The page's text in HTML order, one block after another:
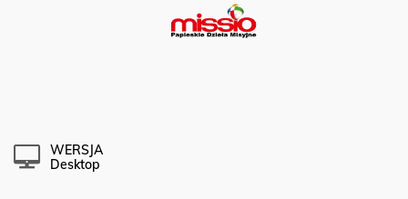
WERSJA
Desktop